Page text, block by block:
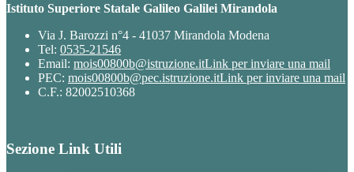
Istituto Superiore Statale Galileo Galilei Mirandola
Via J. Barozzi n°4 - 41037 Mirandola Modena
Tel: 0535-21546
Email: mois00800b@istruzione.itLink per inviare una mail
PEC: mois00800b@pec.istruzione.itLink per inviare una mail
C.F.: 82002510368
Sezione Link Utili